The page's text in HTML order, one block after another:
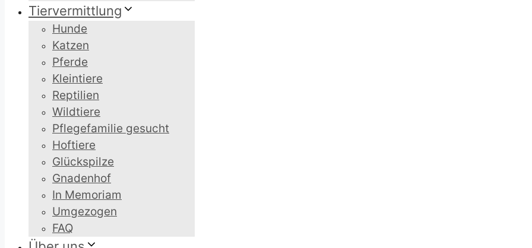
Tiervermittlung
Hunde
Katzen
Pferde
Kleintiere
Reptilien
Wildtiere
Pflegefamilie gesucht
Hoftiere
Glückspilze
Gnadenhof
In Memoriam
Umgezogen
FAQ